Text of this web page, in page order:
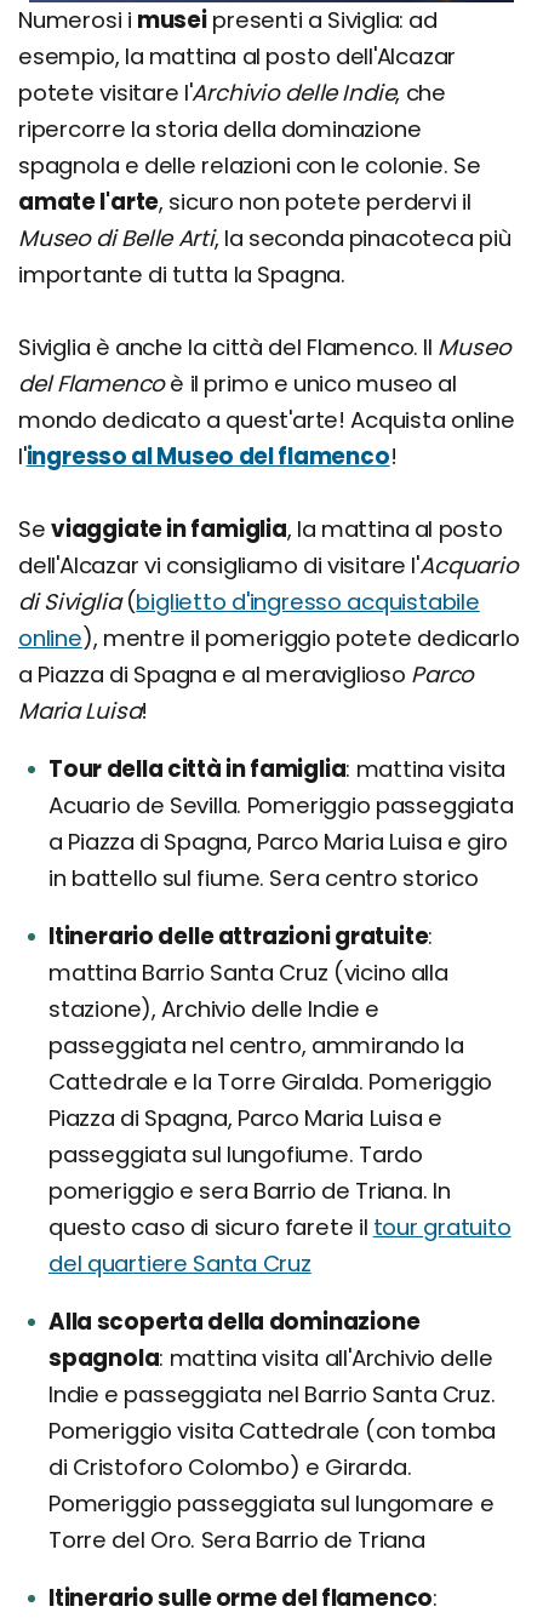
Numerosi i museipresenti a Siviglia: ad
esempio, la mattina al posto dell'Alcazar
potete visitare l'Archivio delle Indie, che
ripercorre la storia della dominazione
spagnola e delle relazioni con le colonie. Se
amate l'arte, sicuro non potete perdervi il
Museo di Belle Arti, la seconda pinacoteca più
importante di tutta la Spagna.
Siviglia è anche la città del Flamenco. Il Museo
del Flamencoè il primo e unico museo al
mondo dedicato a quest'arte! Acquista online
l'ingresso al Museo del flamenco!
Se viaggiate in famiglia, la mattina al posto
dell'Alcazar vi consigliamo di visitare l'Acquario
di Siviglia(biglietto d'ingresso acquistabile
online), mentre il pomeriggio potete dedicarlo
a Piazza di Spagna e al meraviglioso Parco
Maria Luisa!
Tour della città in famiglia mattina visita
Acuario de Sevilla. Pomeriggio passeggiata
a Piazza di Spagna, Parco Maria Luisa e giro
in battello sul fiume. Sera centro storico
Itinerario delle attrazioni gratuite
mattina Barrio Santa Cruz (vicino alla
stazione), Archivio delle Indie e
passeggiata nel centro, ammirando la
Cattedrale e la Torre Giralda. Pomeriggio
Piazza di Spagna, Parco Maria Luisa e
passeggiata sul lungofiume. Tardo
pomeriggio e sera Barrio de Triana. In
questo caso di sicuro farete il tour gratuito
del quartiere Santa Cruz
Alla scoperta della dominazione
spagnola mattina visita all'Archivio delle
Indie e passeggiata nel Barrio Santa Cruz.
Pomeriggio visita Cattedrale (con tomba
di Cristoforo Colombo) e Girarda.
Pomeriggio passeggiata sul lungomare e
Torre del Oro. Sera Barrio de Triana
Itinerario sulle orme del flamenco